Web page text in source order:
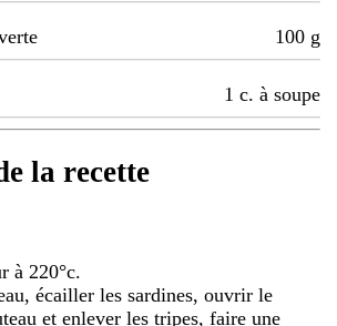
100 g
1 c. à soupe
la recette
à 220°c.
écailler les sardines, ouvrir le
et enlever les tripes, faire une